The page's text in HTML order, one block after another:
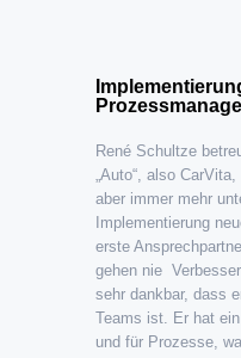
René Schultze
„Auto“, also
aber immer mehr
Implementierung
erste
gehen nie
sehr dankbar, dass
Teams ist. Er hat
und für Prozesse,